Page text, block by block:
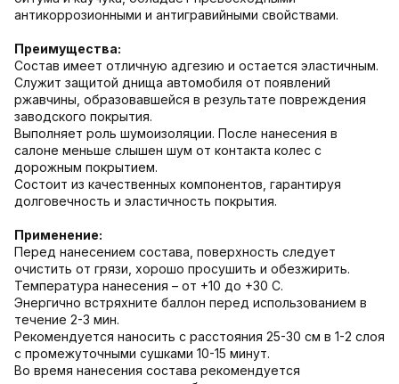
антикоррозионными и антигравийными свойствами.
Преимущества:
Состав имеет отличную адгезию и остается эластичным.
Служит защитой днища автомобиля от появлений
ржавчины, образовавшейся в результате повреждения
заводского покрытия.
Выполняет роль шумоизоляции. После нанесения в
салоне меньше слышен шум от контакта колес с
дорожным покрытием.
Состоит из качественных компонентов, гарантируя
долговечность и эластичность покрытия.
Применение:
Перед нанесением состава, поверхность следует
очистить от грязи, хорошо просушить и обезжирить.
Температура нанесения – от +10 до +30 С.
Энергично встряхните баллон перед использованием в
течение 2-3 мин.
Рекомендуется наносить с расстояния 25-30 см в 1-2 слоя
с промежуточными сушками 10-15 минут.
Во время нанесения состава рекомендуется